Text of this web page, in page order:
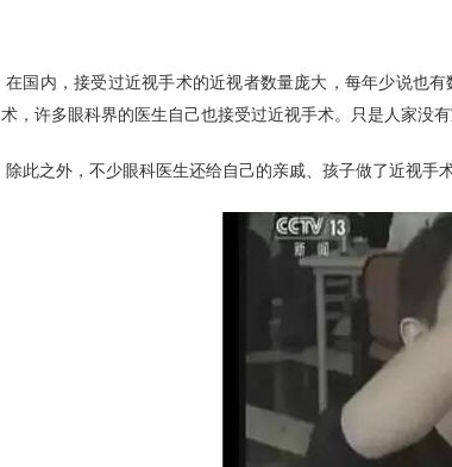
在国内，接受过近视手术的近视者数量庞大，每年少说也
术，许多眼科界的医生自己也接受过近视手术。只是人家没
除此之外，不少眼科医生还给自己的亲戚、孩子做了近视手